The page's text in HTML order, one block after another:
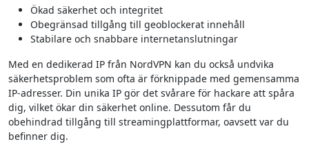
Ökad säkerhet och integritet
Obegränsad tillgång till geoblockerat innehåll
Stabilare och snabbare internetanslutningar
Med en dedikerad IP från NordVPN kan du också undvika
säkerhetsproblem som ofta är förknippade med gemensamma
IP-adresser. Din unika IP gör det svårare för hackare att spåra
dig, vilket ökar din säkerhet online. Dessutom får du
obehindrad tillgång till streamingplattformar, oavsett var du
befinner dig.